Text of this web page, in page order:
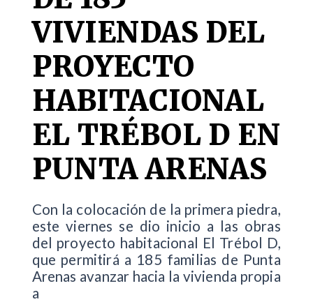
VIVIENDAS DEL
PROYECTO
HABITACIONAL
EL TRÉBOL D EN
PUNTA ARENAS
Con la colocación de la primera piedra,
este viernes se dio inicio a las obras
del proyecto habitacional El Trébol D,
que permitirá a 185 familias de Punta
Arenas avanzar hacia la vivienda propia
a